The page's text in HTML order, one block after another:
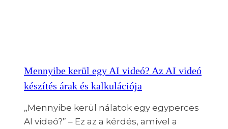
Mennyibe kerül egy AI videó? Az AI videó
készítés árak és kalkulációja
„Mennyibe kerül nálatok egy egyperces
AI videó?” – Ez az a kérdés, amivel a